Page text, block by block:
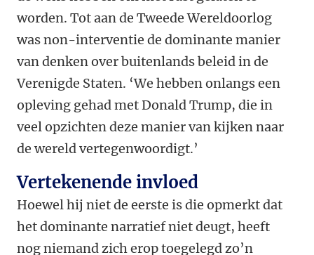
worden. Tot aan de Tweede Wereldoorlog
was non-interventie de dominante manier
van denken over buitenlands beleid in de
Verenigde Staten. ‘We hebben onlangs een
opleving gehad met Donald Trump, die in
veel opzichten deze manier van kijken naar
de wereld vertegenwoordigt.’
Vertekenende invloed
Hoewel hij niet de eerste is die opmerkt dat
het dominante narratief niet deugt, heeft
nog niemand zich erop toegelegd zo’n